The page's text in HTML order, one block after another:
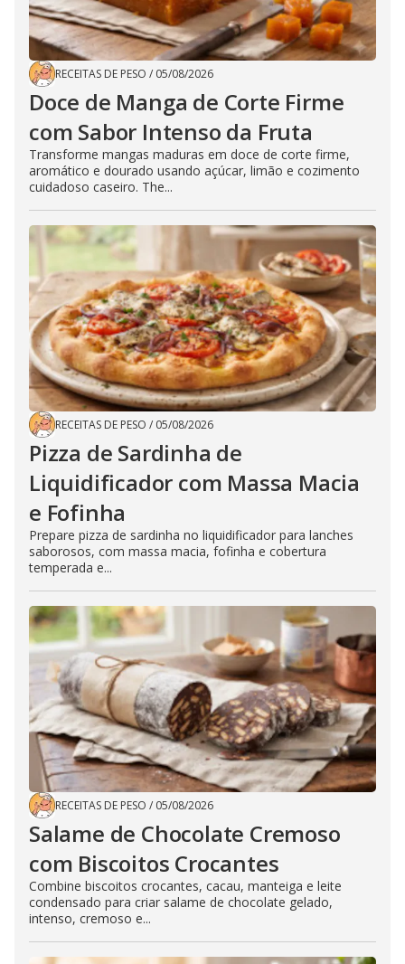
RECEITAS DE PESO / 05/08/2026
Doce de Manga de Corte Firme
com Sabor Intenso da Fruta
Transforme mangas maduras em doce de corte firme,
aromático e dourado usando açúcar, limão e cozimento
cuidadoso caseiro. The...
RECEITAS DE PESO / 05/08/2026
Pizza de Sardinha de
Liquidificador com Massa Macia
e Fofinha
Prepare pizza de sardinha no liquidificador para lanches
saborosos, com massa macia, fofinha e cobertura
temperada e...
RECEITAS DE PESO / 05/08/2026
Salame de Chocolate Cremoso
com Biscoitos Crocantes
Combine biscoitos crocantes, cacau, manteiga e leite
condensado para criar salame de chocolate gelado,
intenso, cremoso e...